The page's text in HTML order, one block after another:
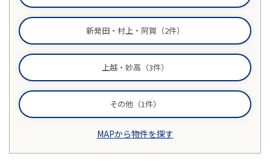
物件売却に関する
お問い合わせ
土地売却に関する
お問い合わせ
お問い合わせ
新発田・村上・阿賀（2件）
上越・妙高（3件）
その他（1件）
MAPから物件を探す